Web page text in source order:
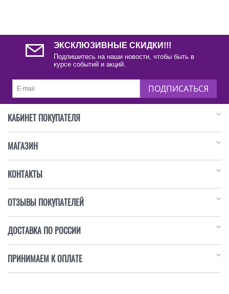
ЭКСКЛЮЗИВНЫЕ СКИДКИ!!!
Подпишитесь на наши новости, чтобы быть в
курсе событий и акций.
ПОДПИСАТЬСЯ
КАБИНЕТ ПОКУПАТЕЛЯ
МАГАЗИН
КОНТАКТЫ
ОТЗЫВЫ ПОКУПАТЕЛЕЙ
ДОСТАВКА ПО РОССИИ
ПРИНИМАЕМ К ОПЛАТЕ